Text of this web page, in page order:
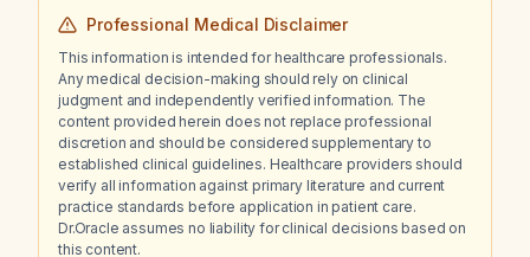
Professional Medical Disclaimer
This information is intended for healthcare professionals.
Any medical decision-making should rely on clinical
judgment and independently verified information. The
content provided herein does not replace professional
discretion and should be considered supplementary to
established clinical guidelines. Healthcare providers should
verify all information against primary literature and current
practice standards before application in patient care.
Dr.Oracle assumes no liability for clinical decisions based on
this content.